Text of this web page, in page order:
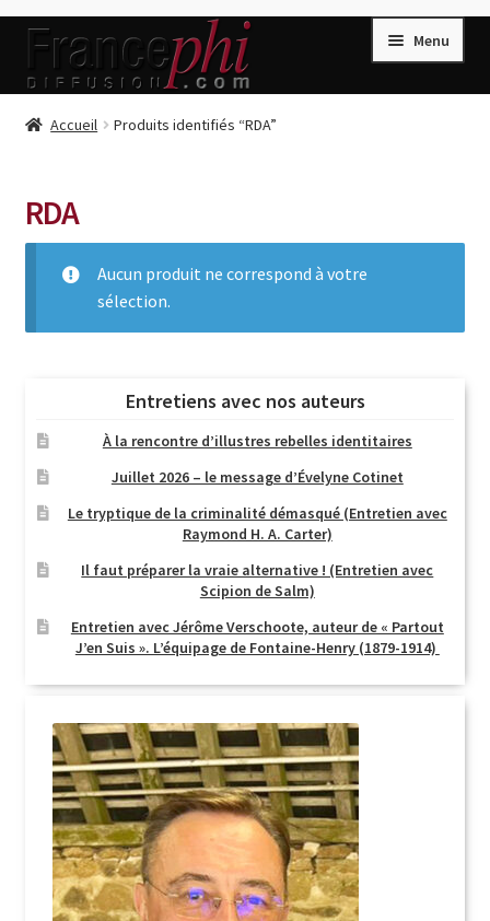
Aller
la
Aller
contenu
Menu
Accueil
Conditions de Vente
Listes d’Envies
Livres de Peter Randa
Livres de Philippe Randa
Login Customizer
Newsletter
Panier
Politique de confidentialité et cookies
Qui sommes-nous ?
Soutien à Philippe Randa
Suivi de la Commande
Accueil Produits identifiés “RDA”
RDA
Aucun produit ne correspond à votre
sélection.
Entretiens avec nos auteurs
À la rencontre d’illustres rebelles identitaires
Juillet 2026 – le message d’Évelyne Cotinet
Le tryptique de la criminalité démasqué (Entretien avec
Raymond H. A. Carter)
Il faut préparer la vraie alternative ! (Entretien avec
Scipion de Salm)
Entretien avec Jérôme Verschoote, auteur de « Partout
J’en Suis ». L’équipage de Fontaine-Henry (1879-1914)